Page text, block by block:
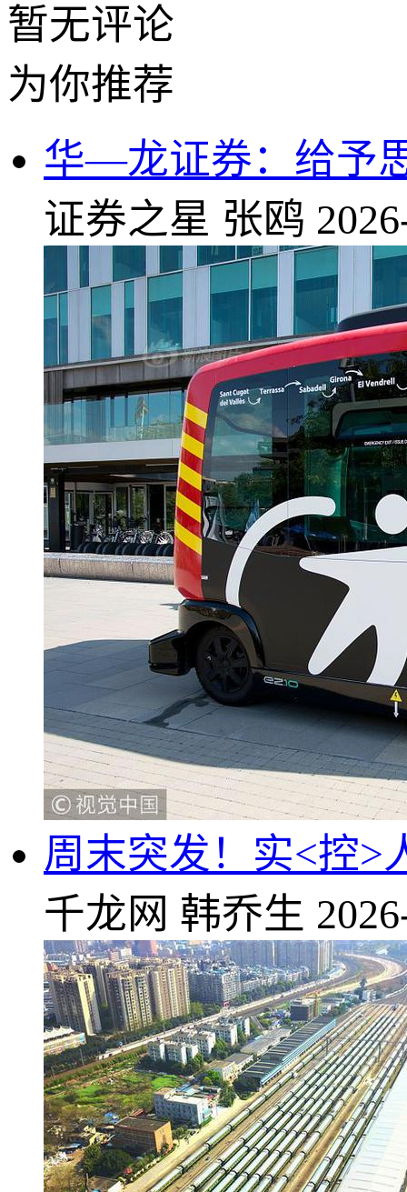
暂无评论
为你推荐
华—龙证券：给予
证券之星 张鸥
周末突发！实<控>
千龙网 韩乔生